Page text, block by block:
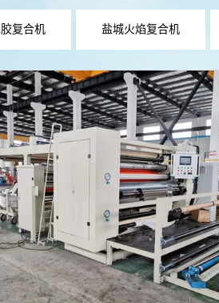
复合机 盐城火焰复合机